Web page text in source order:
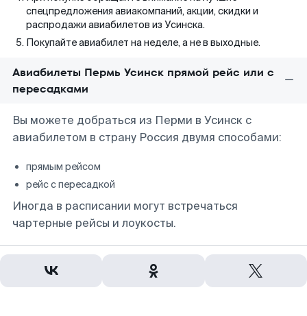
спецпредложения авиакомпаний, акции, скидки и
распродажи авиабилетов из Усинска.
Покупайте авиабилет на неделе, а не в выходные.
Авиабилеты Пермь Усинск прямой рейс или с
пересадками
Вы можете добраться из Перми в Усинск с
авиабилетом в страну Россия двумя способами:
прямым рейсом
рейс с пересадкой
Иногда в расписании могут встречаться
чартерные рейсы и лоукосты.